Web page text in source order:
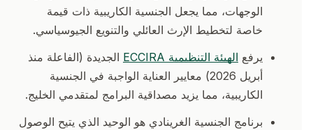
الوجهات، مما يجعل الجنسية الكاريبية ذات قيمة
خاصة لتخطيط الإرث العائلي والتنويع الجيوسياسي.
يرفعالهيئة التنظيمية ECCIRA
الجديدة (الفاعلة منذ
أبريل 2026) معايير العناية الواجبة في الجنسية
الكاريبية، مما يزيد مصداقية البرامج لمتقدمي الخليج.
برنامج الجنسية الغرينادي هو الوحيد الذي يتيح الوصول